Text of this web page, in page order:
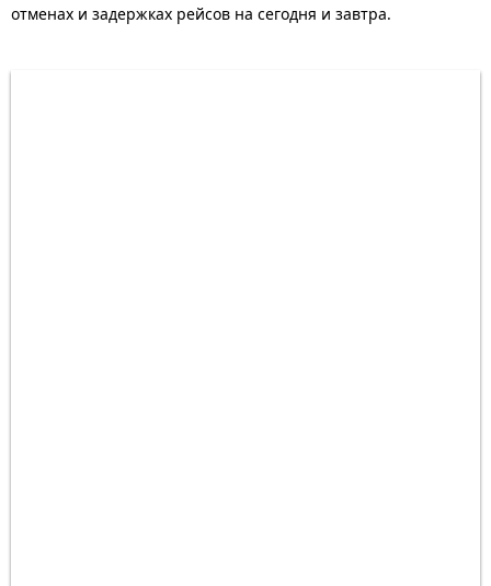
отменах и задержках рейсов на сегодня и завтра.